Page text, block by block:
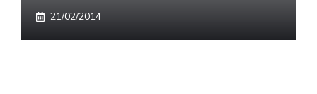
21/02/2014